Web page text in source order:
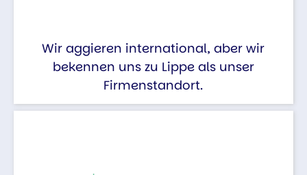
Wir aggieren international, aber wir
bekennen uns zu Lippe als unser
Firmenstandort.